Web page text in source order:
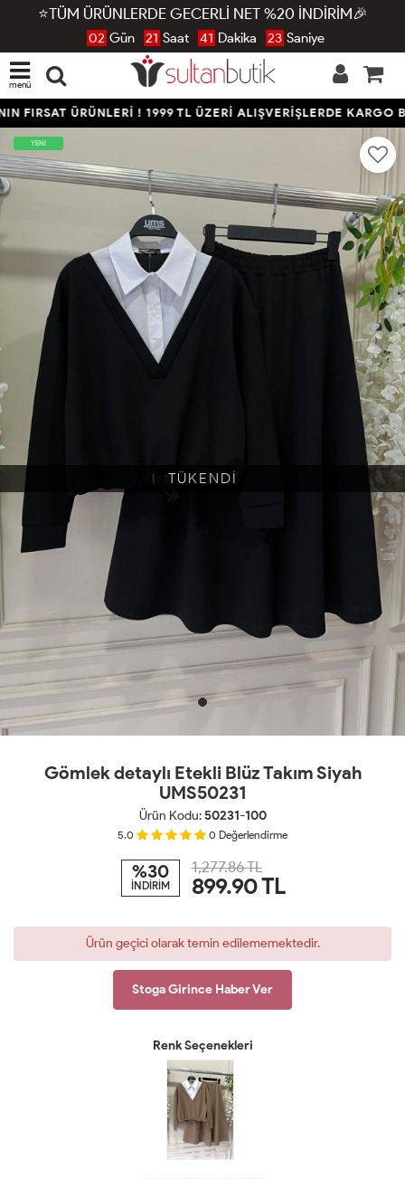
⭐TÜM ÜRÜNLERDE GECERLİ NET %20 İNDİRİM🎉
02 Gün 21 Saat 41 Dakika 23 Saniye
menü
FIRSAT ÜRÜNLERİ ! 1999 TL ÜZERİ ALIŞVERİŞLERDE KARGO
TÜKENDİ
YENİ
Gömlek detaylı Etekli Blüz Takım Siyah
UMS50231
Ürün Kodu:50231-100
5.0 0 Değerlendirme
%30
İNDİRİM
1,277.86 TL
899.90TL
Ürün geçici olarak temin edilememektedir.
Stoga Girince Haber Ver
Renk Seçenekleri